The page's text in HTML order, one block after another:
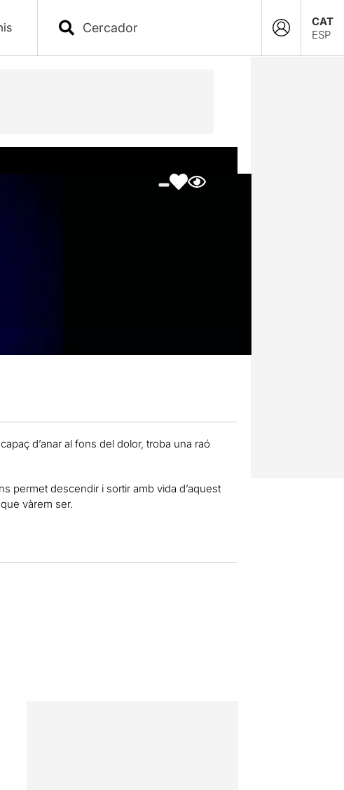
CAT
ESP
d’anar al fons del dolor, troba una raó
permet descendir i sortir amb vida d’aquest
vàrem ser.